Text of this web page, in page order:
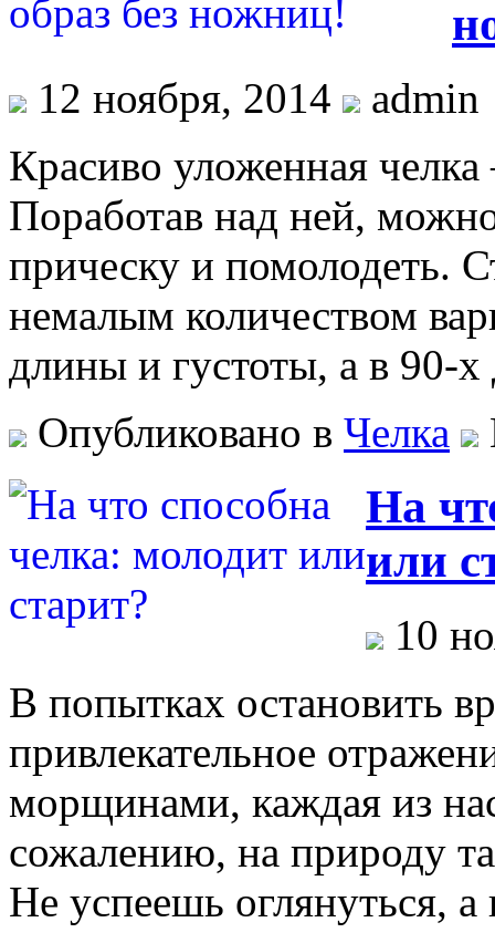
12 ноября, 2014
admin
Красиво уложенная
Поработав над ней,
прическу и помолодеть.
немалым количеством
длины и густоты, а в 90-
Опубликовано в Челка
На
или
10
В попытках остановить
привлекательное
морщинами, каждая из
сожалению, на природу
Не успеешь оглянуться,